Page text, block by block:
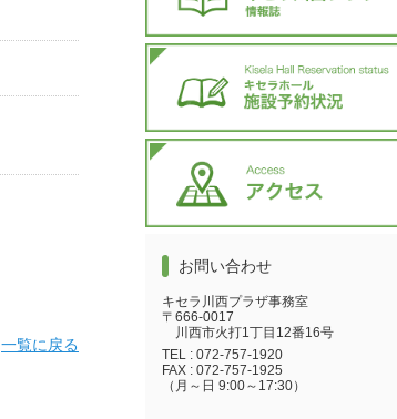
一覧に戻る
お問い合わせ
キセラ川西プラザ事務室
〒666-0017
川西市火打1丁目12番16号
TEL : 072-757-1920
FAX : 072-757-1925
（月～日 9:00～17:30）